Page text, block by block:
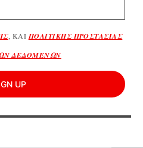
, ΚΑΙΠΟΛΙΤΙΚΗΣ ΠΡΟΣΤΑΣΙΑΣ
ΔΕΔΟΜΕΝΩΝ
UP